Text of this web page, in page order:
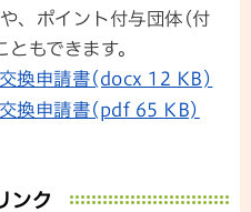
、ポイント付与団体(付
もできます。
換申請書(docx 12 KB)
換申請書(pdf 65 KB)
ンク